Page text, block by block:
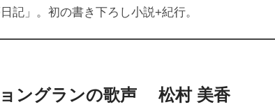
記」。初の書き下ろし小説+紀行。
ングランの歌声 松村 美香